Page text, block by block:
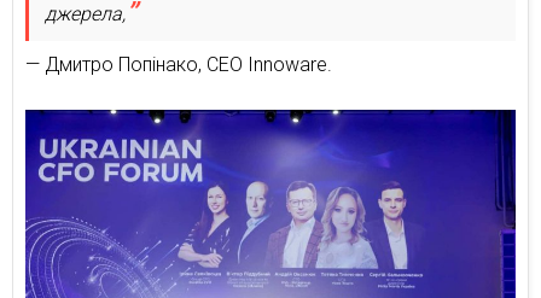
джерела,
— Дмитро Попінако, CEO Innoware.